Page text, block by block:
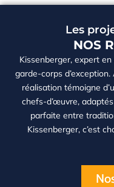
Les
NOS
Kissenberger, expert
garde-corps
réalisation témoigne
chefs-d’œuvre,
parfaite entre
Kissenberger, c’est